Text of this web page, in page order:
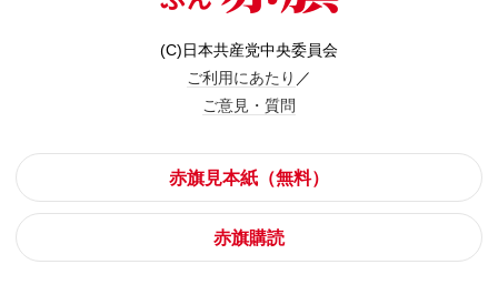
(C)日本共産党中央委員会
ご利用にあたり ／
ご意見・質問
赤旗見本紙（無料）
赤旗購読